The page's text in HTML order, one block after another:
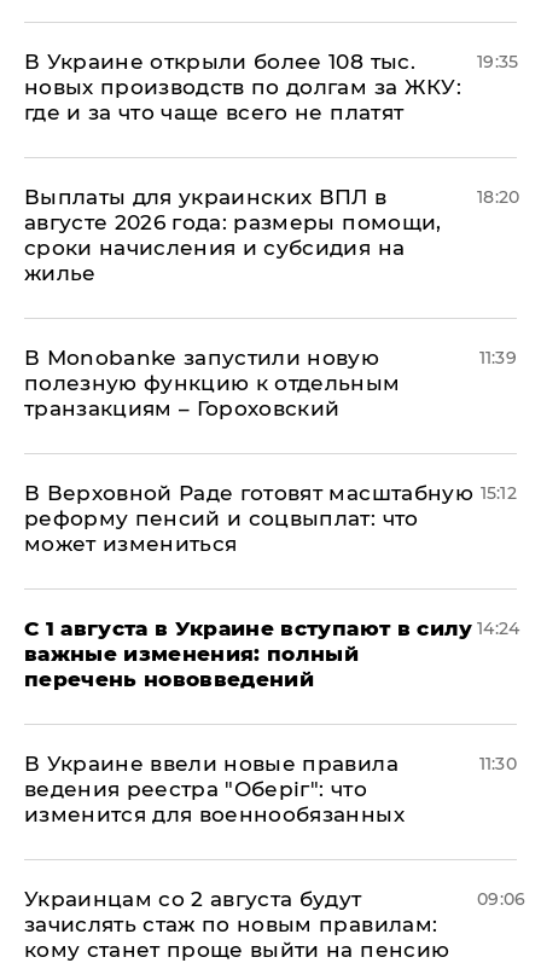
В Украине открыли более 108 тыс.
новых производств по долгам за ЖКУ:
где и за что чаще всего не платят
19:35
Выплаты для украинских ВПЛ в
августе 2026 года: размеры помощи,
сроки начисления и субсидия на
жилье
18:20
В Мonobankе запустили новую
полезную функцию к отдельным
транзакциям – Гороховский
11:39
В Верховной Раде готовят масштабную
реформу пенсий и соцвыплат: что
может измениться
15:12
С 1 августа в Украине вступают в силу
важные изменения: полный
перечень нововведений
14:24
В Украине ввели новые правила
ведения реестра "Оберіг": что
изменится для военнообязанных
11:30
Украинцам со 2 августа будут
зачислять стаж по новым правилам:
кому станет проще выйти на пенсию
09:06